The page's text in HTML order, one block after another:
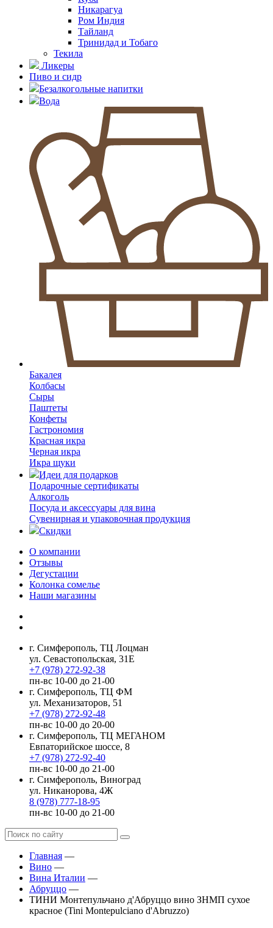
Никарагуа
Ром Индия
Тайланд
Тринидад и Тобаго
Текила
Ликеры
Пиво и сидр
Безалкогольные напитки
Вода
Бакалея
Колбасы
Сыры
Паштеты
Конфеты
Гастрономия
Красная икра
Черная икра
Икра щуки
Идеи для подарков
Подарочные сертификаты
Алкоголь
Посуда и аксессуары для вина
Сувенирная и упаковочная продукция
Скидки
О компании
Отзывы
Дегустации
Колонка сомелье
Наши магазины
г. Симферополь, ТЦ Лоцман
ул. Севастопольская, 31Е
+7 (978) 272-92-38
пн-вс 10-00 до 21-00
г. Симферополь, ТЦ ФМ
ул. Механизаторов, 51
+7 (978) 272-92-48
пн-вс 10-00 до 20-00
г. Симферополь, ТЦ МЕГАНОМ
Евпаторийское шоссе, 8
+7 (978) 272-92-40
пн-вс 10-00 до 21-00
г. Симферополь, Виноград
ул. Никанорова, 4Ж
8 (978) 777-18-95
пн-вс 10-00 до 21-00
Главная —
Вино —
Вина Италии —
Абруццо —
ТИНИ Монтепульчано д'Абруццо вино ЗНМП сухое
красное (Tini Montepulciano d'Abruzzo)